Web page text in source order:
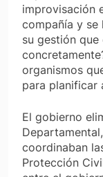
improvisación
compañía y se
su gestión que
organismos
para planificar
El gobierno
coordinaban
Protección